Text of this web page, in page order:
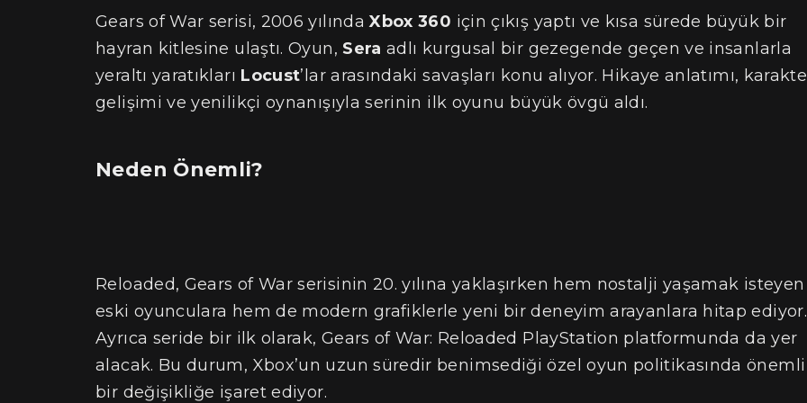
Gears of War serisi, 2006 yılındaXbox 360 için çıkış yaptı ve kısa sürede büyük bir
hayran kitlesine ulaştı. Oyun, Sera adlı kurgusal bir gezegende geçen ve insanlarla
yeraltı yaratıkları Locust’lar arasındaki savaşları konu alıyor. Hikaye anlatımı,
gelişimi ve yenilikçi oynanışıyla serinin ilk oyunu büyük övgü aldı.
Neden Önemli?
Reloaded, Gears of War serisinin 20. yılına yaklaşırken hem nostalji yaşamak isteyen
eski oyunculara hem de modern grafiklerle yeni bir deneyim arayanlara hitap ediyor.
Ayrıca seride bir ilk olarak, Gears of War: Reloaded PlayStation platformunda da yer
alacak. Bu durum, Xbox’un uzun süredir benimsediği özel oyun politikasında önemli
bir değişikliğe işaret ediyor.